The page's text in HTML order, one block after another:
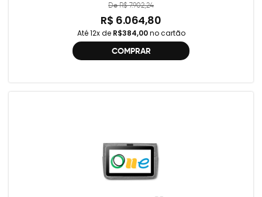
De R$ 7.902,24
R$ 6.064,80
Até 12x de R$384,00no cartão
COMPRAR